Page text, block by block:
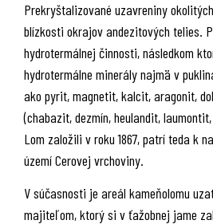
Prekryštalizované uzavreniny
blízkosti okrajov andezitových telies.
hydrotermálnej činnosti, následkom
hydrotermálne minerály najmä v
ako pyrit, magnetit, kalcit, aragonit,
(chabazit, dezmín, heulandit,
Lom založili v roku 1867, patrí teda k
území Cerovej vrchoviny.
V súčasnosti je areál kameňolomu
majiteľom, ktorý si v ťažobnej jame